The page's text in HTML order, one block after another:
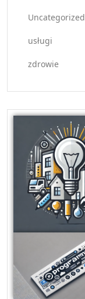
Uncategorized
usługi
zdrowie